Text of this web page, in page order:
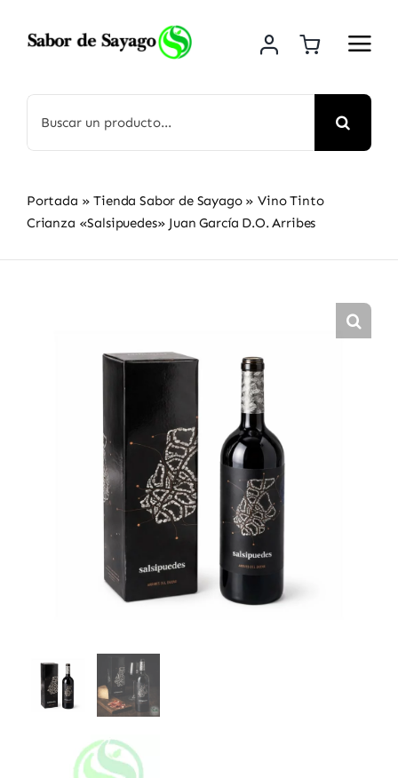
Portada »Tienda Sabor de Sayago»Vino Tinto
Crianza «Salsipuedes» Juan García D.O. Arribes